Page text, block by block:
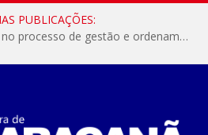
PUBLICAÇÕES:
Resex Maracanã avança no processo de gestão e ordenamento do turismo em nossas áreas protegidas.